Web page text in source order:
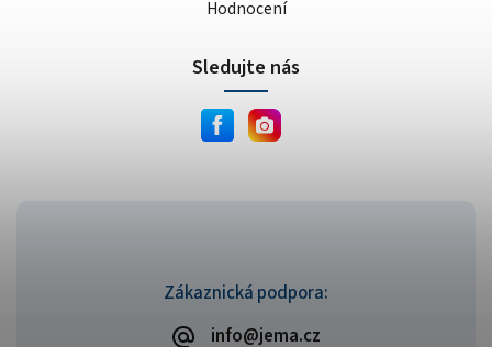
Zákaznická podpora:
info@jema.cz
Hodnocení
Sledujte nás